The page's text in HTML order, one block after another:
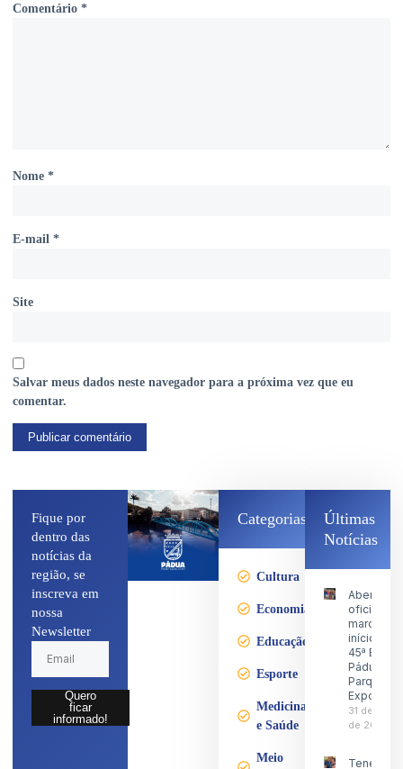
Comentário *
Nome *
E-mail *
Site
Salvar meus dados neste navegador para a próxima vez que eu
comentar.
Fique por
dentro das
notícias da
região, se
inscreva em
nossa
Newsletter
Quero
ficar
informado!
Categorias
Cultura
Economia
Educação
Esporte
Medicina
e Saúde
Meio
Últimas
Notícias
Abertura
oficial
marca o
início da
45ª Expo
Pádua no
Parque de
31 de julho
de 2026
Tenente